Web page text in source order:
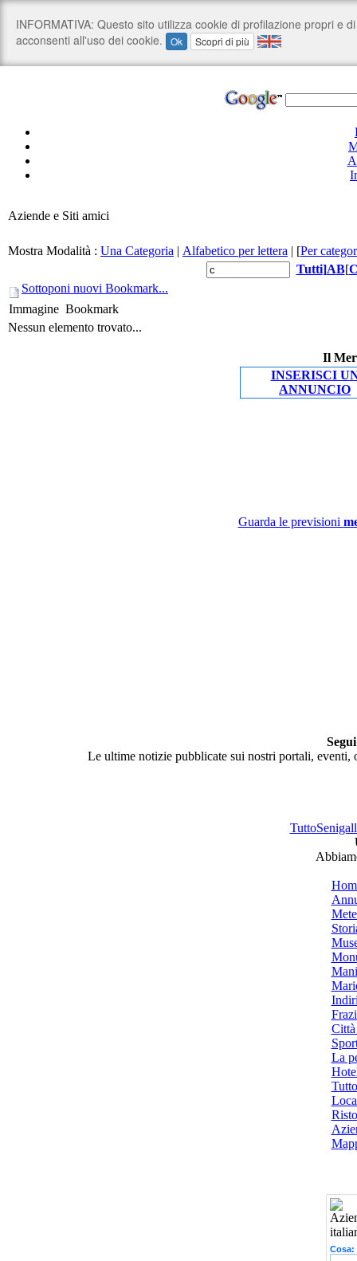
Aziende e Siti amici
Mostra Modalità : Una Categoria | Alfabetico per lettera | [Per
Tutti]AB[
Sottoponi nuovi Bookmark...
Immagine Bookmark
Nessun elemento trovato...
Il
INSERISCI
ANNUNCIO
Guarda le previsioni
Le ultime notizie pubblicate sui nostri portali,
Città
La
Cosa: